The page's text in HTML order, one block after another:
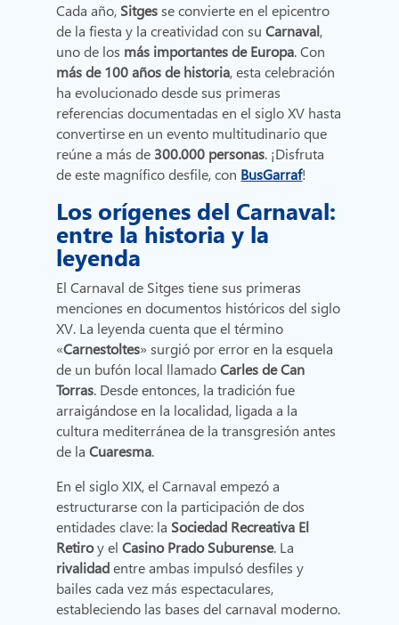
Cada año, Sitgesse convierte en el epicentro
de la fiesta y la creatividad con suCarnaval,
uno de los más importantes de Europa. Con
más de 100 años de historia, esta celebración
ha evolucionado desde sus primeras
referencias documentadas en el siglo XV hasta
convertirse en un evento multitudinario que
reúne a más de 300.000 personas. ¡Disfruta
de este magnífico desfile, con BusGarraf!
Los orígenes del Carnaval:
entre la historia y la
leyenda
El Carnaval de Sitges tiene sus primeras
menciones en documentos históricos del siglo
XV. La leyenda cuenta que el término
«Carnestoltes» surgió por error en la esquela
de un bufón local llamadoCarles de Can
Torras. Desde entonces, la tradición fue
arraigándose en la localidad, ligada a la
cultura mediterránea de la transgresión antes
de laCuaresma.
En el siglo XIX, el Carnaval empezó a
estructurarse con la participación de dos
entidades clave: la Sociedad Recreativa El
Retiroy elCasino Prado Suburense. La
rivalidadentre ambas impulsó desfiles y
bailes cada vez más espectaculares,
estableciendo las bases del carnaval moderno.